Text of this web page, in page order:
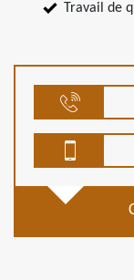
Travail de